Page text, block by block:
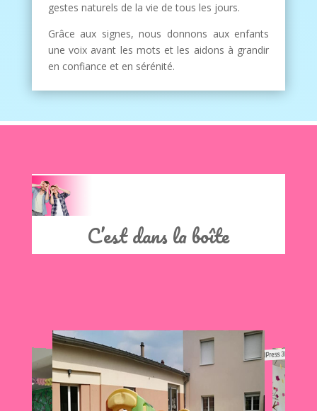
gestes naturels de la vie de tous les jours.
Grâce aux signes, nous donnons aux enfants
une voix avant les mots et les aidons à grandir
en confiance et en sérénité.
Clics
C’est dans la boîte
WordPress 3D